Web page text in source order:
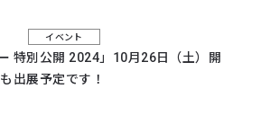
イベント
特別公開 2024」10月26日（土）開
出展予定です！